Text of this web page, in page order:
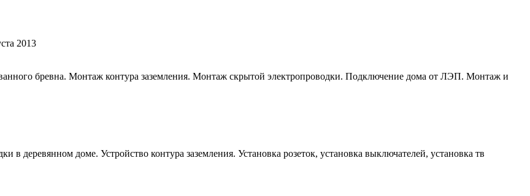
2013
бревна. Монтаж контура заземления. Монтаж скрытой электропроводки. Подключение дома от ЛЭП. Монтаж и
деревянном доме. Устройство контура заземления. Установка розеток, установка выключателей, установка тв